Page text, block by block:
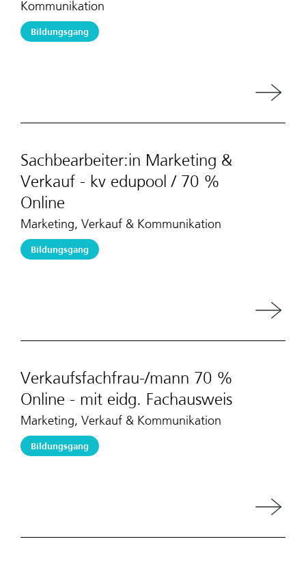
Kommunikation
Bildungsgang
Sachbearbeiter:in Marketing &
Verkauf - kv edupool / 70 %
Online
Marketing, Verkauf & Kommunikation
Bildungsgang
Verkaufsfachfrau-/mann 70 %
Online - mit eidg. Fachausweis
Marketing, Verkauf & Kommunikation
Bildungsgang